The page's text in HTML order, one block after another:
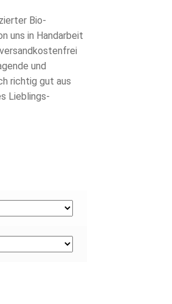
Bio-
uns in Handarbeit
und
richtig gut aus
Lieblings-